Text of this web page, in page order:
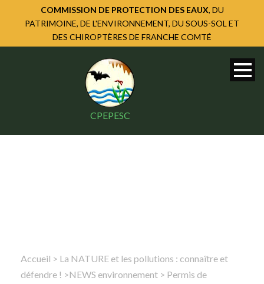
COMMISSION DE PROTECTION DES EAUX, DU
PATRIMOINE, DE L'ENVIRONNEMENT, DU SOUS-SOL ET
DES CHIROPTÈRES DE FRANCHE COMTÉ
CPEPESC
Accueil > La NATURE et les pollutions : connaître et
défendre ! >NEWS environnement > Permis de